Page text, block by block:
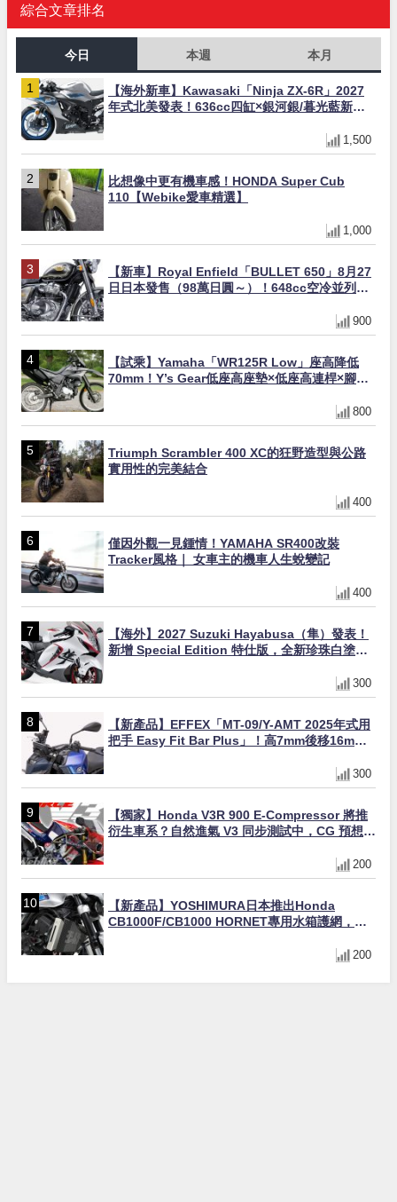
綜合文章排名
今日 本週 本月
【海外新車】Kawasaki「Ninja ZX-6R」2027
年式北美發表！636cc四缸×銀河銀/暮光藍新色
1,500
比想像中更有機車感！HONDA Super Cub
110【Webike愛車精選】
1,000
【新車】Royal Enfield「BULLET 650」8月27
日日本發售（98萬日圓～）！648cc空冷並列雙
900
【試乘】Yamaha「WR125R Low」座高降低
70mm！Y’s Gear低座高座墊×低座高連桿×腳踏
800
Triumph Scrambler 400 XC的狂野造型與公路
實用性的完美結合
400
僅因外觀一見鍾情！YAMAHA SR400改裝
Tracker風格｜ 女車主的機車人生蛻變記
400
【海外】2027 Suzuki Hayabusa（隼）發表！
新增 Special Edition 特仕版，全新珍珠白塗裝
300
【新產品】EFFEX「MT-09/Y-AMT 2025年式用
把手 Easy Fit Bar Plus」！高7mm後移16mm
300
【獨家】Honda V3R 900 E-Compressor 將推
衍生車系？自然進氣 V3 同步測試中，CG 預想曝
200
【新產品】YOSHIMURA日本推出Honda
CB1000F/CB1000 HORNET專用水箱護網，六
200